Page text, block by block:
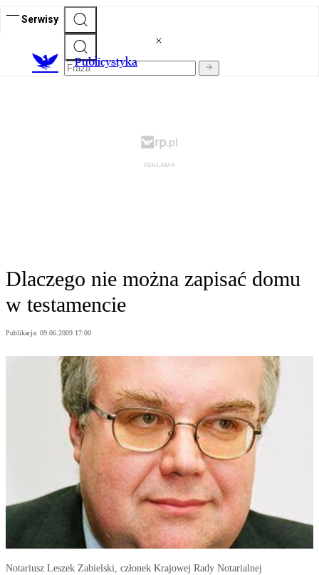
Serwisy
Publicystyka
Dlaczego nie można zapisać domu
w testamencie
Publikacja: 09.06.2009 17:00
Notariusz Leszek Zabielski, członek Krajowej Rady Notarialnej